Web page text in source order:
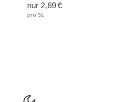
nur 2,89 €
pro St.